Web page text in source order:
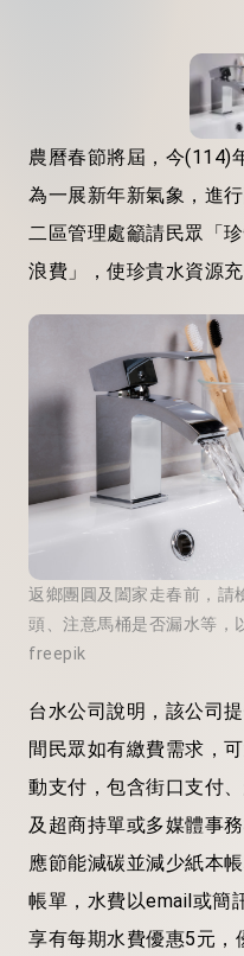
農曆春節將屆，今(114)
為一展新年新氣象，進
二區管理處籲請民眾「
浪費」，使珍貴水資源充
返鄉團圓及闔家走春前，請
頭、注意馬桶是否漏水等，
freepik
台水公司說明，該公司
間民眾如有繳費需求，
動支付，包含街口支付
及超商持單或多媒體事
應節能減碳並減少紙本
帳單，水費以email或簡
享有每期水費優惠5元，